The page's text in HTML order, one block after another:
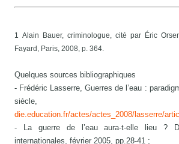
1 Alain Bauer, criminologue, cité par Éric
Fayard, Paris, 2008, p. 364.
Quelques sources bibliographiques
- Frédéric Lasserre, Guerres de l’eau :
die.education.fr/actes/actes_2008/lasserre/
- La guerre de l’eau aura-t-elle lieu ?
internationales, février 2005, pp.28-41 ;